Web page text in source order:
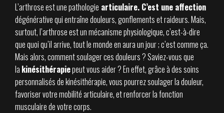
L’arthrose est une pathologie articulaire. C’est une affection
dégénérative qui entraîne douleurs, gonflements et raideurs. Mais,
surtout, l’arthrose est un mécanisme physiologique, c’est-à-dire
que quoi qu’il arrive, tout le monde en aura un jour ; c’est comme ça.
Mais alors, comment soulager ces douleurs ? Saviez-vous que
la kinésithérapiepeut vous aider ? En effet, grâce à des soins
personnalisés de kinésithérapie, vous pourrez soulager la douleur,
favoriser votre mobilité articulaire, et renforcer la fonction
musculaire de votre corps.